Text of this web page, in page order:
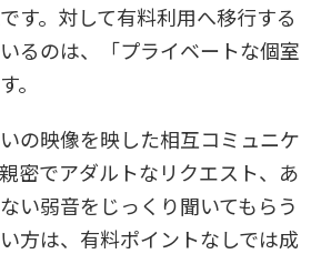
す。対して有料利用へ移行する
るのは、「プライベートな個室
。
の映像を映した相互コミュニケ
密でアダルトなリクエスト、あ
い弱音をじっくり聞いてもらう
方は、有料ポイントなしでは成